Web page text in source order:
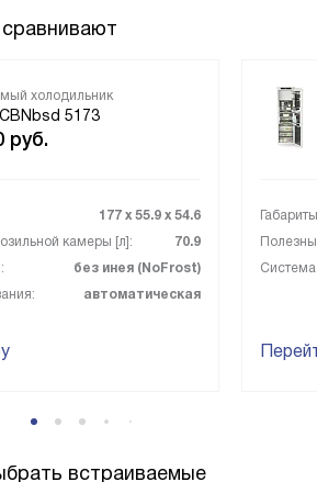
холодильник
5173
руб.
177 х 55.9 х 54.6
камеры [л]:
70.9
без инея (NoFrost)
автоматическая
встраиваемые